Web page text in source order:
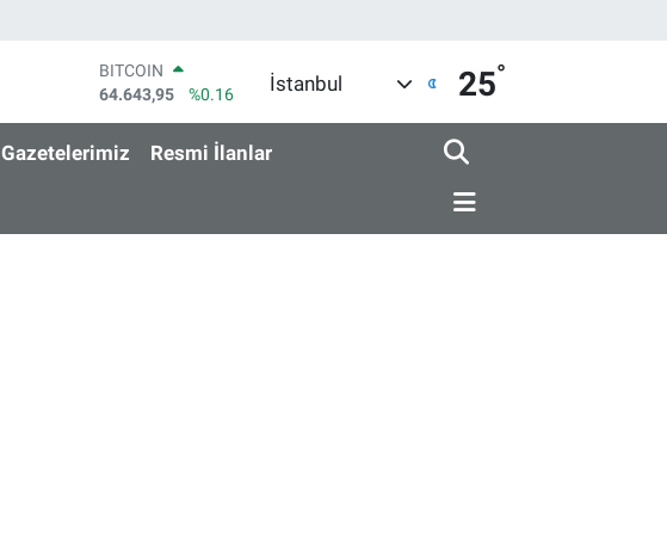
BITCOIN
64.643,95
%0.16
47,6006
%0.06
EURO
64,2398
%0.2
İstanbul 25°
Gazetelerimiz Resmi İlanlar